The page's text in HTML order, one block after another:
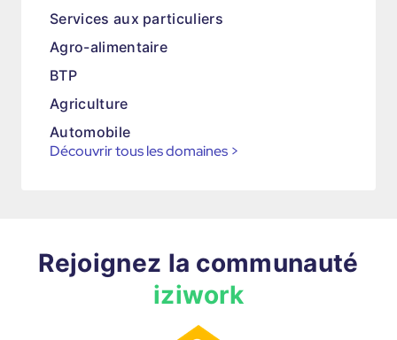
Services aux particuliers
Agro-alimentaire
BTP
Agriculture
Automobile
Découvrir tous les domaines >
Rejoignez la communauté
iziwork